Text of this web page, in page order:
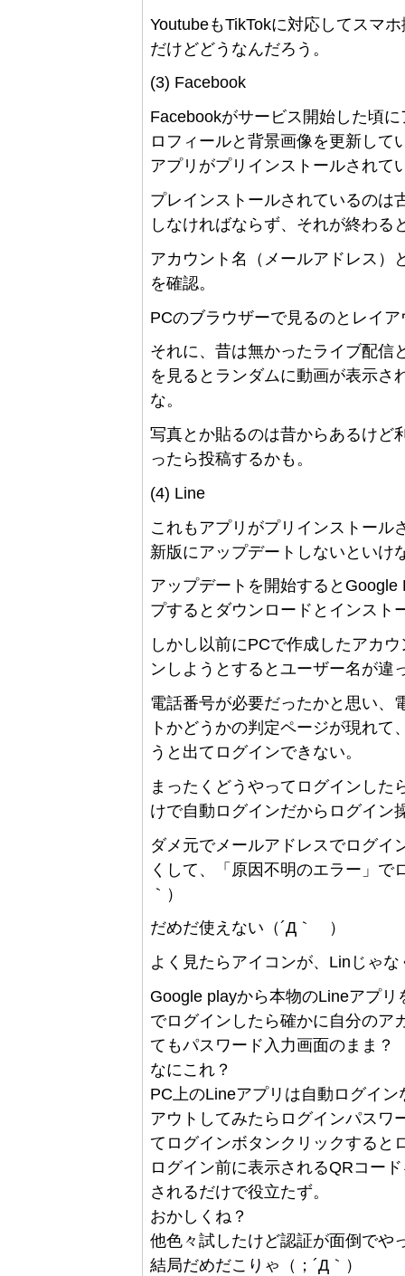
YoutubeもTikTokに対応してスマ
だけどどうなんだろう。
(3) Facebook
Facebookがサービス開始した頃
ロフィールと背景画像を更新して
アプリがプリインストールされて
プレインストールされているのは
しなければならず、それが終わる
アカウント名（メールアドレス）
を確認。
PCのブラウザーで見るのとレイ
それに、昔は無かったライブ配信
を見るとランダムに動画が表示さ
な。
写真とか貼るのは昔からあるけど
ったら投稿するかも。
(4) Line
これもアプリがプリインストール
新版にアップデートしないといけ
アップデートを開始すると
プするとダウンロードとインスト
しかし以前にPCで作成したアカ
ンしようとするとユーザー名が違
電話番号が必要だったかと思い、
トかどうかの判定ページが現れ
うと出てログインできない。
まったくどうやってログインした
けで自動ログインだからログイン
ダメ元でメールアドレスでログイ
くして、「原因不明のエラー」で
｀）
だめだ使えない（´Д｀ ）
よく見たらアイコンが、Linじゃ
Google playから本物のLineアプ
でログインしたら確かに自分のア
てもパスワード入力画面のまま？
なにこれ？
PC上のLineアプリは自動ログイ
アウトしてみたらログインパスワ
てログインボタンクリックすると
ログイン前に表示されるQRコー
されるだけで役立たず。
おかしくね？
他色々試したけど認証が面倒でや
結局だめだこりゃ（；´Д｀）